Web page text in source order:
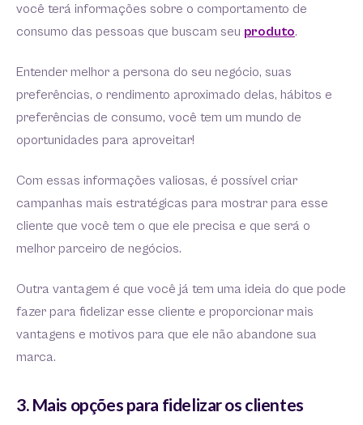
você terá informações sobre o comportamento de
consumo das pessoas que buscam seu produto.
Entender melhor a persona do seu negócio, suas
preferências, o rendimento aproximado delas, hábitos e
preferências de consumo, você tem um mundo de
oportunidades para aproveitar!
Com essas informações valiosas, é possível criar
campanhas mais estratégicas para mostrar para esse
cliente que você tem o que ele precisa e que será o
melhor parceiro de negócios.
Outra vantagem é que você já tem uma ideia do que pode
fazer para fidelizar esse cliente e proporcionar mais
vantagens e motivos para que ele não abandone sua
marca.
3. Mais opções para fidelizar os clientes